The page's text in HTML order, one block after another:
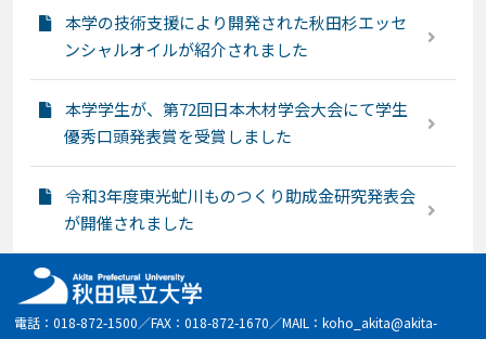
本学の技術支援により開発された秋田杉エッセ
ンシャルオイルが紹介されました
本学学生が、第72回日本木材学会大会にて学生
優秀口頭発表賞を受賞しました
令和3年度東光虻川ものつくり助成金研究発表会
が開催されました
電話：018-872-1500／FAX：018-872-1670／MAIL：koho_akita@akita-